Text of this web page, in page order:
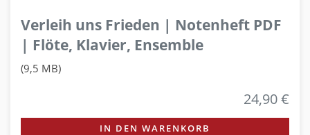
Verleih uns Frieden | Notenheft PDF
| Flöte, Klavier, Ensemble
(9,5 MB)
24,90 €
IN DEN WARENKORB